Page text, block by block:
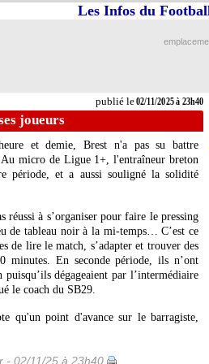
publié le02/11/2025 à 23h40
Les Infos du
joueurs
et demie, Brest n'a pas su battre
micro de Ligue 1+, l'entraîneur breton
période, et a aussi souligné la solidité
réussi à s’organiser pour faire le pressing
de tableau noir à la mi-temps… C’est ce
de lire le match, s’adapter et trouver des
minutes. En seconde période, ils n’ont
dégageaient par l’intermédiaire
le coach du SB29.
qu'un point d'avance sur le barragiste,
- 02/11/25 à 23h40